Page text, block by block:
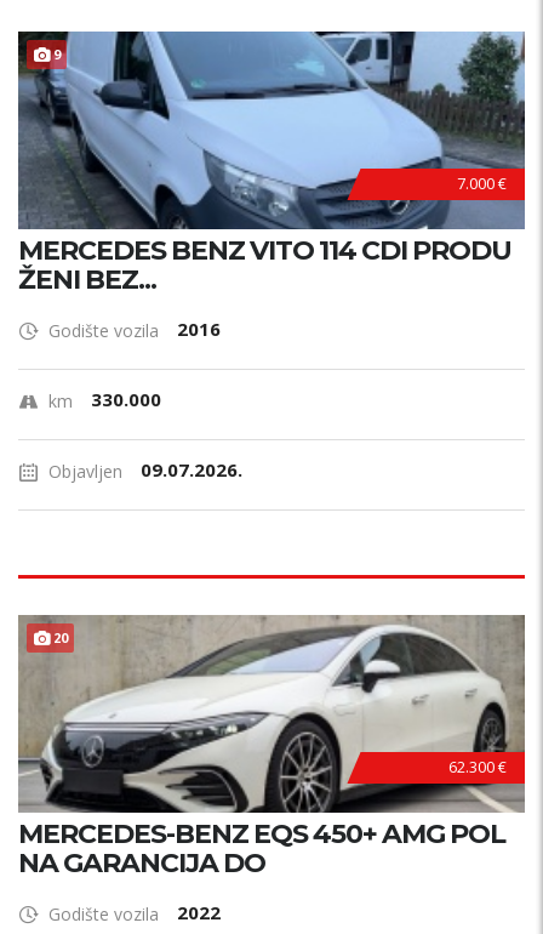
9
7.000 €
MERCEDES BENZ VITO 114 CDI PRODU
ŽENI BEZ...
Godište vozila 2016
km 330.000
Objavljen 09.07.2026.
20
62.300 €
MERCEDES-BENZ EQS 450+ AMG POL
NA GARANCIJA DO
Godište vozila 2022